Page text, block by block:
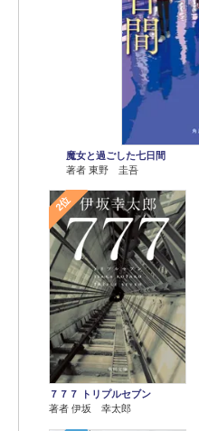
魔女と過ごした七日間
著者 東野 圭吾
2位
７７７ トリプルセブン
著者 伊坂 幸太郎